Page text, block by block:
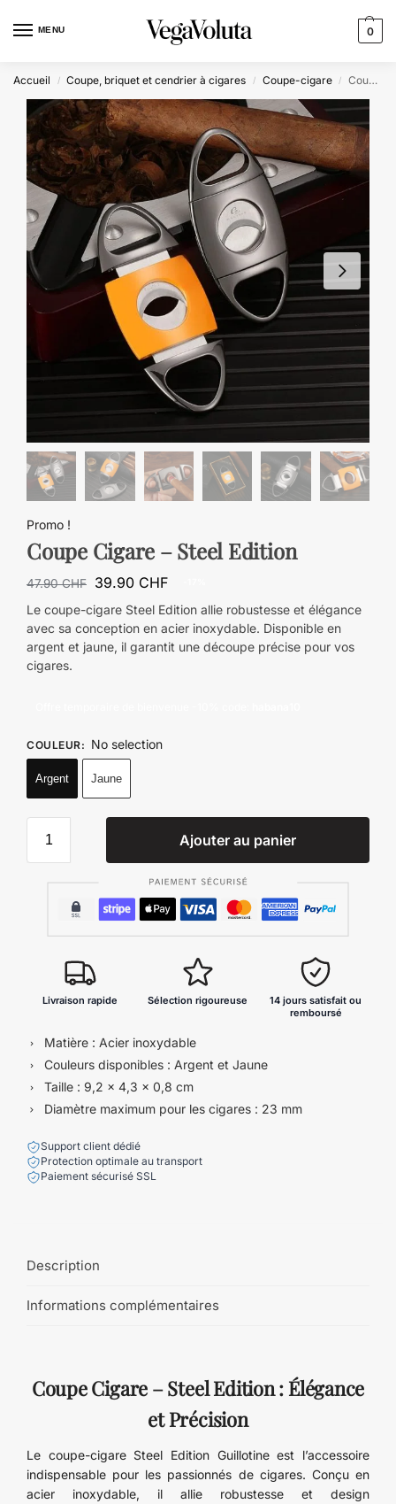
MENU 0
Accueil / Coupe, briquet et cendrier à cigares / Coupe-cigare / Coupe Cigare – Steel Edition
Promo !
Coupe Cigare – Steel Edition
47.90CHF 39.90 CHF
Le coupe-cigare Steel Edition allie robustesse et élégance
avec sa conception en acier inoxydable. Disponible en
argent et jaune, il garantit une découpe précise pour vos
cigares.
COULEUR: No selection
Argent Jaune
Ajouter au panier
Livraison rapide Sélection rigoureuse
14 jours satisfait ou
remboursé
Matière : Acier inoxydable
Couleurs disponibles : Argent et Jaune
Taille : 9,2 x 4,3 x 0,8 cm
Diamètre maximum pour les cigares : 23 mm
Support client dédié
Protection optimale au transport
Paiement sécurisé SSL
Description
Informations complémentaires
Coupe Cigare – Steel Edition : Élégance
et Précision
Le coupe-cigare Steel Edition Guillotine est l’accessoire
indispensable pour les passionnés de cigares. Conçu en
acier inoxydable, il allie robustesse et design